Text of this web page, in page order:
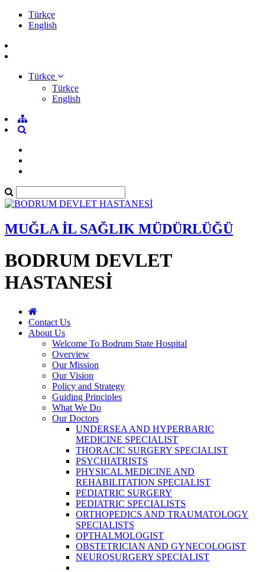
Türkçe
English
Türkçe
Türkçe
English
MUĞLA İL SAĞLIK MÜDÜRLÜĞÜ
BODRUM DEVLET
HASTANESİ
Contact Us
About Us
Welcome To Bodrum State Hospital
Overview
Our Mission
Our Vision
Policy and Strategy
Guiding Principles
What We Do
Our Doctors
UNDERSEA AND HYPERBARIC
MEDICINE SPECIALIST
THORACIC SURGERY SPECIALIST
PSYCHIATRISTS
PHYSICAL MEDICINE AND
REHABILITATION SPECIALIST
PEDIATRIC SURGERY
PEDIATRIC SPECIALISTS
ORTHOPEDICS AND TRAUMATOLOGY
SPECIALISTS
OPTHALMOLOGIST
OBSTETRICIAN AND GYNECOLOGIST
NEUROSURGERY SPECIALIST